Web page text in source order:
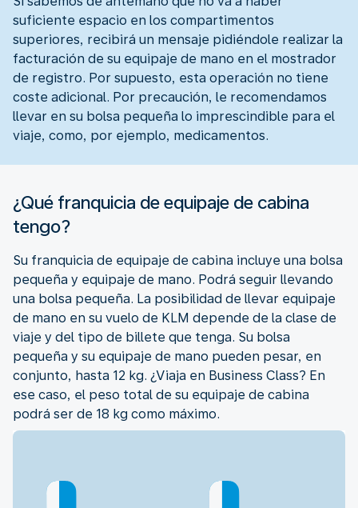
suficiente espacio en los compartimentos
superiores, recibirá un mensaje pidiéndole realizar la
facturación de su equipaje de mano en el mostrador
de registro. Por supuesto, esta operación no tiene
coste adicional. Por precaución, le recomendamos
llevar en su bolsa pequeña lo imprescindible para el
viaje, como, por ejemplo, medicamentos.
¿Qué franquicia de equipaje de cabina
tengo?
Su franquicia de equipaje de cabina incluye una bolsa
pequeña y equipaje de mano. Podrá seguir llevando
una bolsa pequeña. La posibilidad de llevar equipaje
de mano en su vuelo de KLM depende de la clase de
viaje y del tipo de billete que tenga. Su bolsa
pequeña y su equipaje de mano pueden pesar, en
conjunto, hasta 12 kg. ¿Viaja en Business Class? En
ese caso, el peso total de su equipaje de cabina
podrá ser de 18 kg como máximo.